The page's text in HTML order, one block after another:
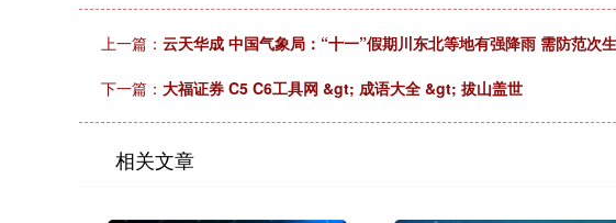
上一篇： 云天华成 中国气象局：“十一”假期川东北等地有强降雨 需防范次
下一篇： 大福证券 C5 C6工具网 &gt; 成语大全 &gt; 拔山盖世
相关文章